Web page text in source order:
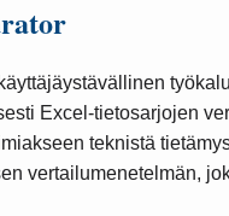
Excel-tietosarjojen
teknistä
vertailumenetelmän,